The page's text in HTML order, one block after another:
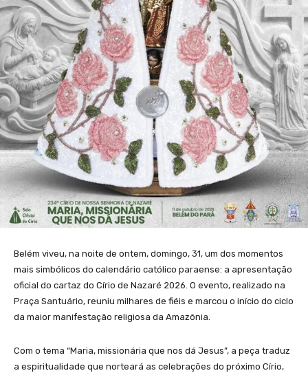
Belém viveu, na noite de ontem, domingo, 31, um dos momentos
mais simbólicos do calendário católico paraense: a apresentação
oficial do cartaz do Círio de Nazaré 2026. O evento, realizado na
Praça Santuário, reuniu milhares de fiéis e marcou o início do ciclo
da maior manifestação religiosa da Amazônia.
Com o tema “Maria, missionária que nos dá Jesus”, a peça traduz
a espiritualidade que norteará as celebrações do próximo Círio,